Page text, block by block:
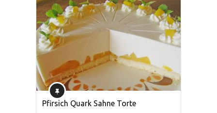
Pfirsich Quark Sahne Torte